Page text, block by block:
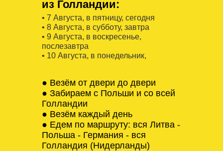
из Голландии:
• 7 Августa, в пятницу, сегодня
• 8 Августa, в субботу, завтра
• 9 Августa, в воскресенье,
послезавтра
• 10 Августa, в понедельник,
● Везём от двери до двери
● Забираем с Польши и со всей
Голландии
● Везём каждый день
● Едем по маршруту: вся Литва -
Польша - Германия - вся
Голландия (Нидерланды)